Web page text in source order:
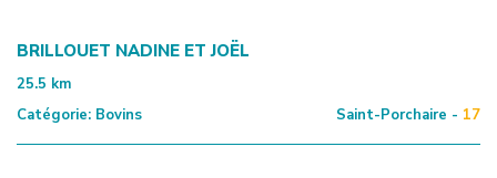
BRILLOUET NADINE ET JOËL
25.5 km
Catégorie: Bovins Saint-Porchaire - 17